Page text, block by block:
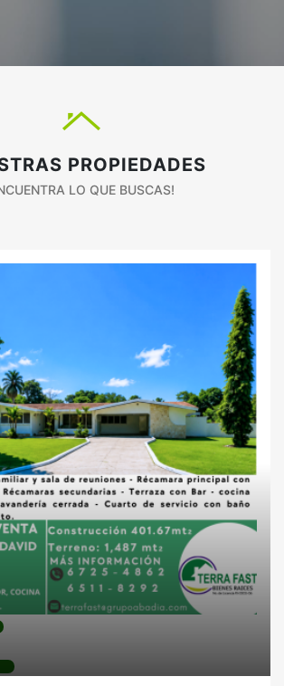
PROPIEDADES
LO QUE BUSCAS!
CasasInversiones
residenciales